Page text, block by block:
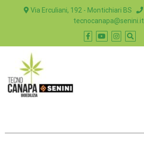
Via Erculiani, 192 - Montichiari BS
tecnocanapa@senini.it